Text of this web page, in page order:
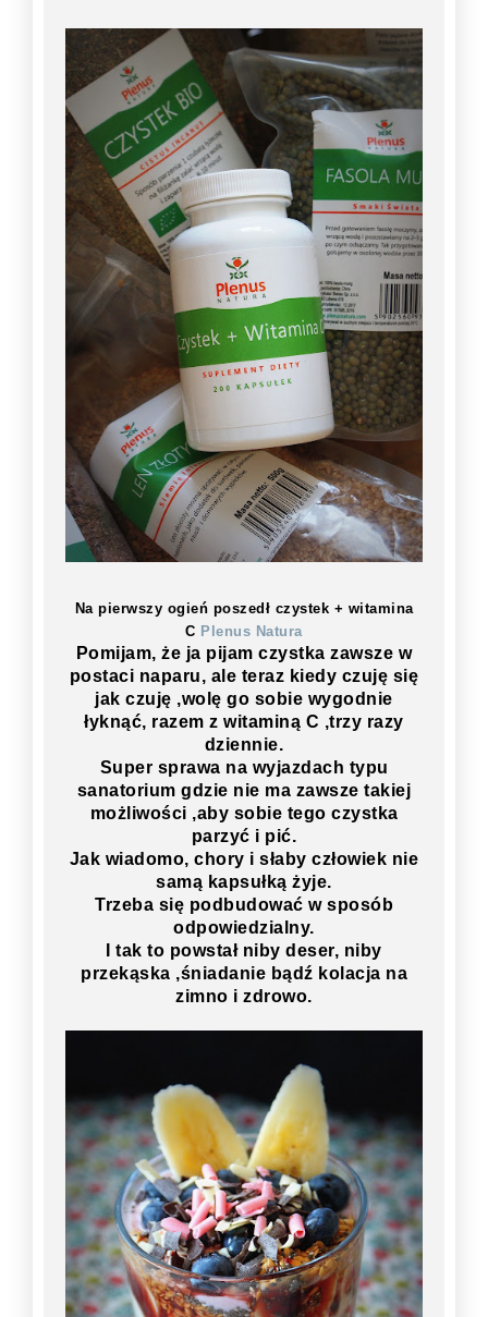
Na pierwszy ogień poszedł czystek + witamina
C Plenus Natura
Pomijam, że ja pijam czystka zawsze w
postaci naparu, ale teraz kiedy czuję się
jak czuję ,wolę go sobie wygodnie
łyknąć, razem z witaminą C ,trzy razy
dziennie.
Super sprawa na wyjazdach typu
sanatorium gdzie nie ma zawsze takiej
możliwości ,aby sobie tego czystka
parzyć i pić.
Jak wiadomo, chory i słaby człowiek nie
samą kapsułką żyje.
Trzeba się podbudować w sposób
odpowiedzialny.
I tak to powstał niby deser, niby
przekąska ,śniadanie bądź kolacja na
zimno i zdrowo.